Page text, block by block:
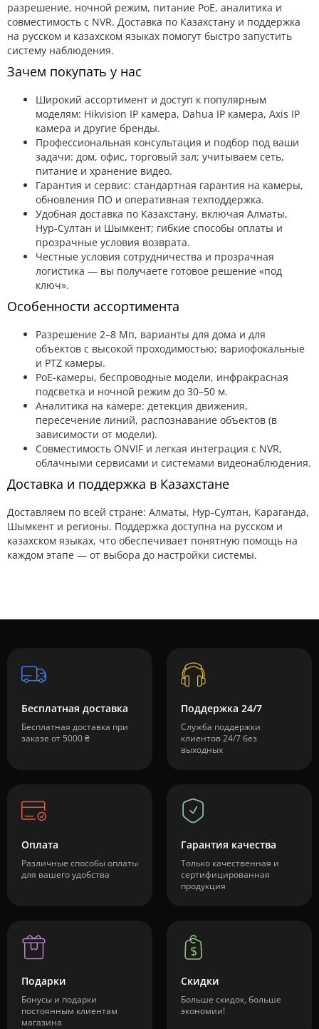
разрешение, ночной режим, питание PoE, аналитика и
совместимость с NVR. Доставка по Казахстану и поддержка
на русском и казахском языках помогут быстро запустить
систему наблюдения.
Зачем покупать у нас
Широкий ассортимент и доступ к популярным
моделям: Hikvision IP камера, Dahua IP камера, Axis IP
камера и другие бренды.
Профессиональная консультация и подбор под ваши
задачи: дом, офис, торговый зал; учитываем сеть,
питание и хранение видео.
Гарантия и сервис: стандартная гарантия на камеры,
обновления ПО и оперативная техподдержка.
Удобная доставка по Казахстану, включая Алматы,
Нур-Султан и Шымкент; гибкие способы оплаты и
прозрачные условия возврата.
Честные условия сотрудничества и прозрачная
логистика — вы получаете готовое решение «под
ключ».
Особенности ассортимента
Разрешение 2–8 Мп, варианты для дома и для
объектов с высокой проходимостью; вариофокальные
и PTZ камеры.
PoE-камеры, беспроводные модели, инфракрасная
подсветка и ночной режим до 30–50 м.
Аналитика на камере: детекция движения,
пересечение линий, распознавание объектов (в
зависимости от модели).
Совместимость ONVIF и легкая интеграция с NVR,
облачными сервисами и системами видеонаблюдения.
Доставка и поддержка в Казахстане
Доставляем по всей стране: Алматы, Нур-Султан, Караганда,
Шымкент и регионы. Поддержка доступна на русском и
казахском языках, что обеспечивает понятную помощь на
каждом этапе — от выбора до настройки системы.
Бесплатная доставка
Бесплатная доставка при
заказе от 5000 ₴
Поддержка 24/7
Служба поддержки
клиентов 24/7 без
выходных
Оплата
Различные способы оплаты
для вашего удобства
Гарантия качества
Только качественная и
сертифицированная
продукция
Подарки
Бонусы и подарки
постоянным клиентам
магазина
Скидки
Больше скидок, больше
экономии!